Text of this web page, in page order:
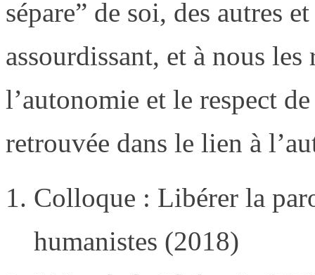
sépare” de soi, des autres
assourdissant, et à nous
l’autonomie et le respect
retrouvée dans le lien à
Colloque : Libérer la
humanistes (2018)